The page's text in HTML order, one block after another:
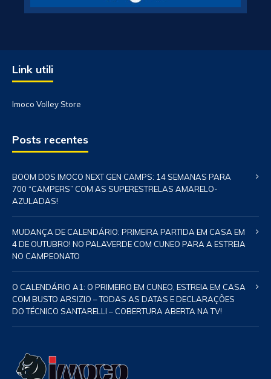
Link utili
Imoco Volley Store
Posts recentes
BOOM DOS IMOCO NEXT GEN CAMPS: 14 SEMANAS PARA
700 “CAMPERS” COM AS SUPERESTRELAS AMARELO-
AZULADAS!
MUDANÇA DE CALENDÁRIO: PRIMEIRA PARTIDA EM CASA EM
4 DE OUTUBRO! NO PALAVERDE COM CUNEO PARA A ESTREIA
NO CAMPEONATO
O CALENDÁRIO A1: O PRIMEIRO EM CUNEO, ESTREIA EM CASA
COM BUSTO ARSIZIO – TODAS AS DATAS E DECLARAÇÕES
DO TÉCNICO SANTARELLI – COBERTURA ABERTA NA TV!